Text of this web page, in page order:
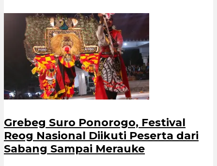
Grebeg Suro Ponorogo, Festival
Reog Nasional Diikuti Peserta dari
Sabang Sampai Merauke